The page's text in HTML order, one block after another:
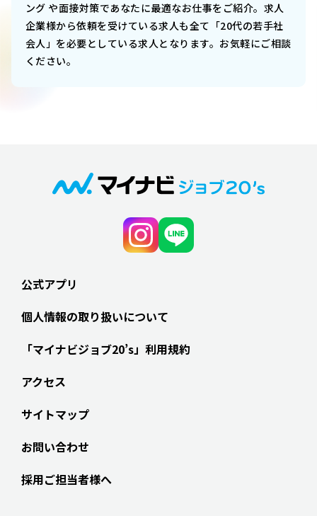
ング や面接対策であなたに最適なお仕事をご紹介。求人
企業様から依頼を受けている求人も全て「20代の若手社
会人」を必要としている求人となります。お気軽にご相談
ください。
公式アプリ
個人情報の取り扱いについて
「マイナビジョブ20’s」利用規約
アクセス
サイトマップ
お問い合わせ
採用ご担当者様へ